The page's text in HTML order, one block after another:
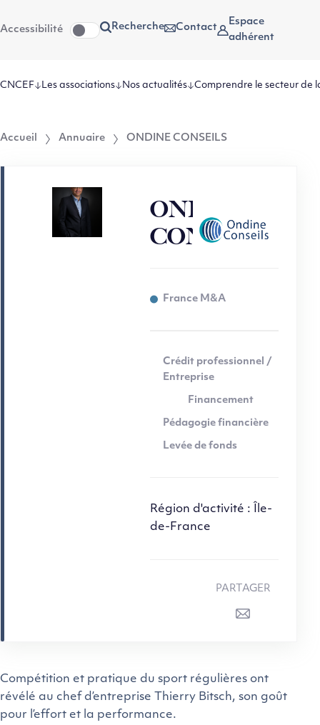
au
contenu
Accessibilité Recherche Contact
Espace
adhérent
CNCEF Les associations Nos actualités Comprendre le secteur de
Accueil Annuaire ONDINE CONSEILS
ONDINE
CONSEILS
France M&A
Crédit professionnel /
Entreprise
Financement
Pédagogie financière
Levée de fonds
Région d'activité : Île-
de-France
PARTAGER
Compétition et pratique du sport régulières ont
révélé au chef d’entreprise Thierry Bitsch, son goût
pour l’effort et la performance.